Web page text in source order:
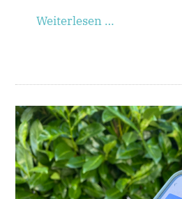
Weiterlesen …